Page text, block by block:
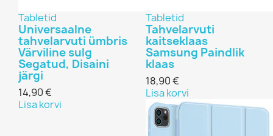
Tabletid
Universaalne
tahvelarvuti ümbris
Värviline sulg
Segatud, Disaini
järgi
14,90 €
Lisa korvi
Tabletid
Tahvelarvuti
kaitseklaas
Samsung Paindlik
klaas
18,90 €
Lisa korvi